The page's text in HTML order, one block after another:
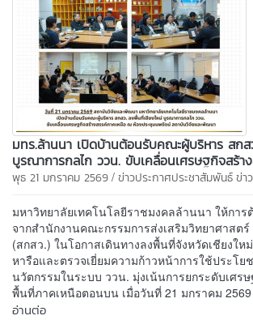
มทร.ล้านนา เปิดบ้านต้อนรับคณะผู้บริหาร สก
บูรณาการกลไก ววน. ขับเคลื่อนเศรษฐกิจสร้า
พุธ 21 มกราคม 2569 / ข่าวประกาศประชาสัมพันธ์ข่า
มหาวิทยาลัยเทคโนโลยีราชมงคลล้านนา ให้กา
จากสำนักงานคณะกรรมการส่งเสริมวิทยาศาสต
(สกสว.) ในโอกาสเดินทางลงพื้นที่จังหวัดเชียงให
หารือและตรวจเยี่ยมความก้าวหน้าการใช้ประโย
นวัตกรรมในระบบ ววน. มุ่งเน้นการยกระดับเศร
พื้นที่ภาคเหนือตอนบน เมื่อวันที่ 21 มกราคม
อ่านต่อ